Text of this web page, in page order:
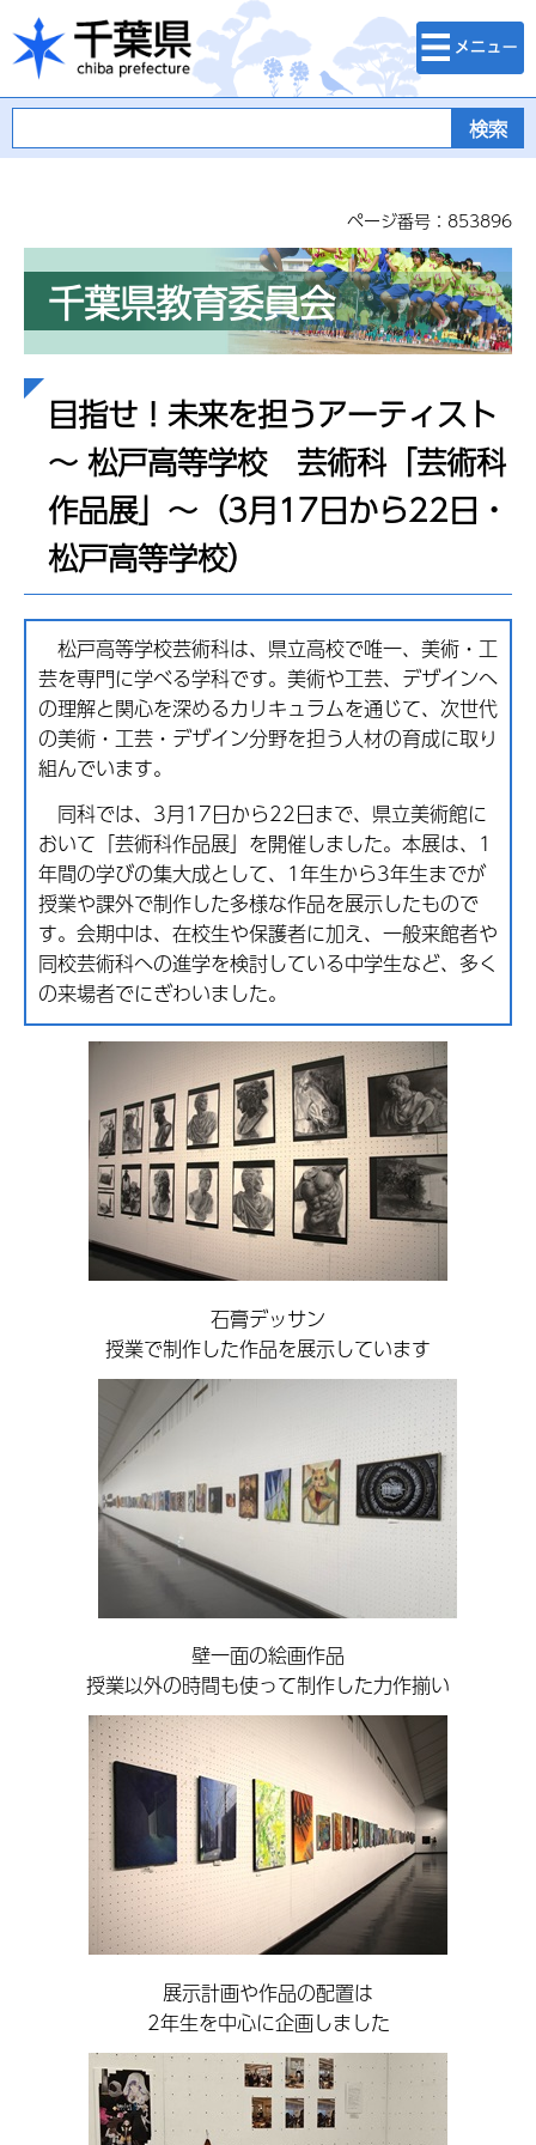
千葉県
検索・メニュ
ー
ページ番号：853896
千葉県教育委員会
目指せ！未来を担うアーティスト
～ 松戸高等学校 芸術科「芸術科
作品展」～（3月17日から22日・
松戸高等学校）
松戸高等学校芸術科は、県立高校で唯一、美術・工
芸を専門に学べる学科です。美術や工芸、デザインへ
の理解と関心を深めるカリキュラムを通じて、次世代
の美術・工芸・デザイン分野を担う人材の育成に取り
組んでいます。
同科では、3月17日から22日まで、県立美術館に
おいて「芸術科作品展」を開催しました。本展は、1
年間の学びの集大成として、1年生から3年生までが
授業や課外で制作した多様な作品を展示したもので
す。会期中は、在校生や保護者に加え、一般来館者や
同校芸術科への進学を検討している中学生など、多く
の来場者でにぎわいました。
石膏デッサン
授業で制作した作品を展示しています
壁一面の絵画作品
授業以外の時間も使って制作した力作揃い
展示計画や作品の配置は
2年生を中心に企画しました